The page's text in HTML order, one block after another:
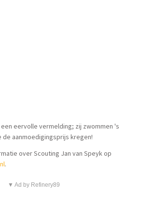
eervolle vermelding; zij zwommen 's
aanmoedigingsprijs kregen!
over Scouting Jan van Speyk op
.
▼ Ad by Refinery89